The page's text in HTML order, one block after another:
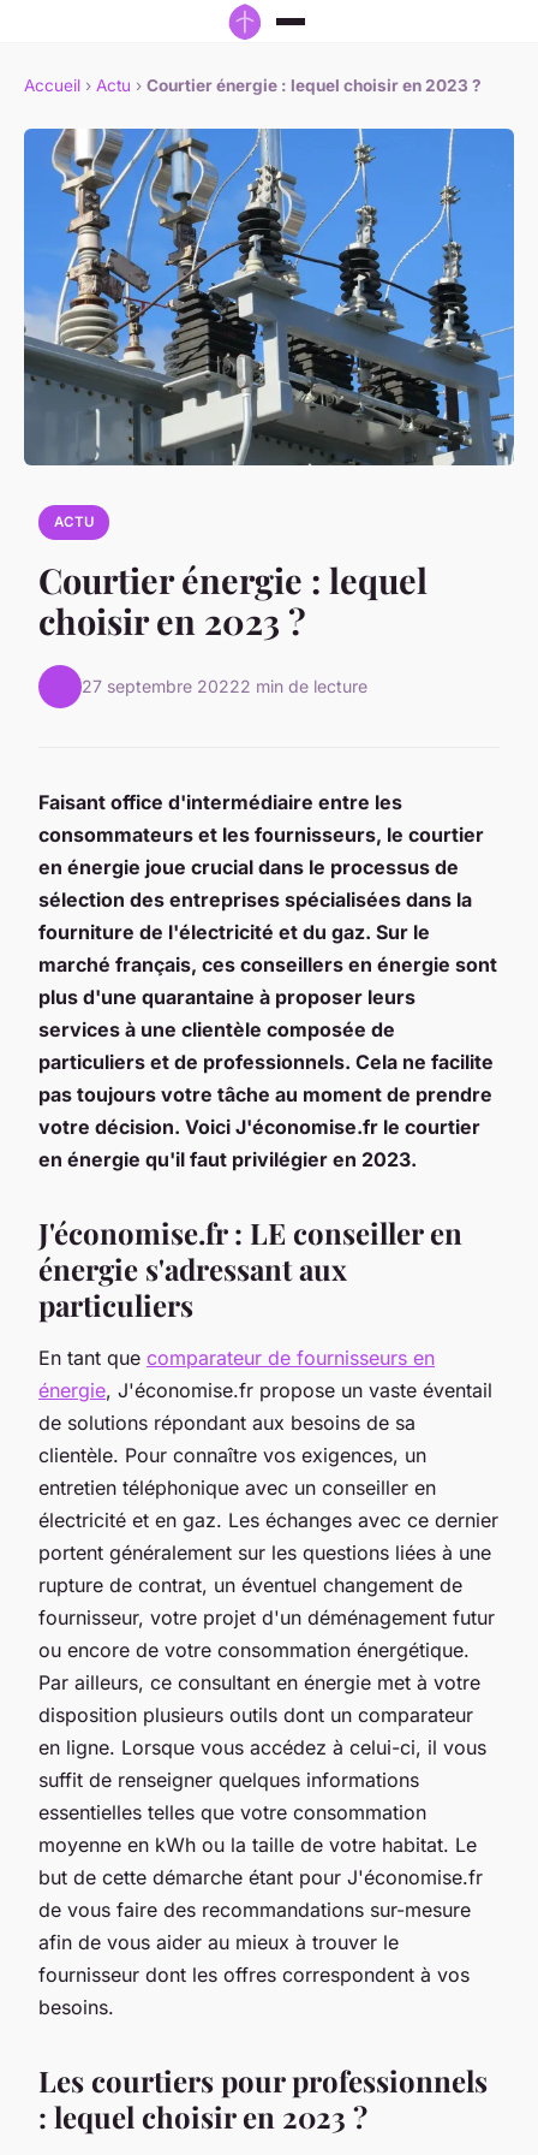
Accueil › Actu › Courtier énergie : lequel choisir en 2023 ?
ACTU
Courtier énergie : lequel
choisir en 2023 ?
27 septembre 20222 min de lecture
Faisant office d'intermédiaire entre les
consommateurs et les fournisseurs, le courtier
en énergie joue crucial dans le processus de
sélection des entreprises spécialisées dans la
fourniture de l'électricité et du gaz. Sur le
marché français, ces conseillers en énergie sont
plus d'une quarantaine à proposer leurs
services à une clientèle composée de
particuliers et de professionnels. Cela ne facilite
pas toujours votre tâche au moment de prendre
votre décision. Voici J'économise.fr le courtier
en énergie qu'il faut privilégier en 2023.
J'économise.fr : LE conseiller en
énergie s'adressant aux
particuliers
En tant que comparateur de fournisseurs en
énergie, J'économise.fr propose un vaste éventail
de solutions répondant aux besoins de sa
clientèle. Pour connaître vos exigences, un
entretien téléphonique avec un conseiller en
électricité et en gaz. Les échanges avec ce dernier
portent généralement sur les questions liées à une
rupture de contrat, un éventuel changement de
fournisseur, votre projet d'un déménagement futur
ou encore de votre consommation énergétique.
Par ailleurs, ce consultant en énergie met à votre
disposition plusieurs outils dont un comparateur
en ligne. Lorsque vous accédez à celui-ci, il vous
suffit de renseigner quelques informations
essentielles telles que votre consommation
moyenne en kWh ou la taille de votre habitat. Le
but de cette démarche étant pour J'économise.fr
de vous faire des recommandations sur-mesure
afin de vous aider au mieux à trouver le
fournisseur dont les offres correspondent à vos
besoins.
Les courtiers pour professionnels
: lequel choisir en 2023 ?